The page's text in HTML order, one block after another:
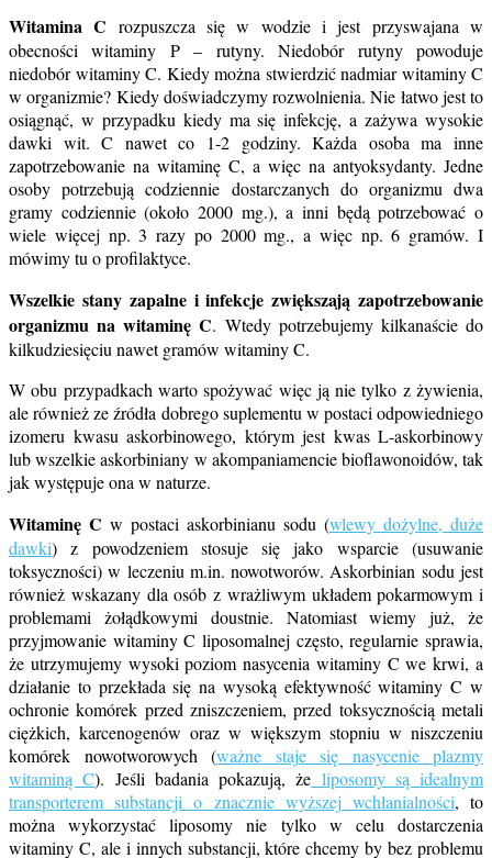
Witamina C rozpuszcza się w wodzie i jest przyswajana w
obecności witaminy P – rutyny. Niedobór rutyny powoduje
niedobór witaminy C. Kiedy można stwierdzić nadmiar witaminy C
w organizmie? Kiedy doświadczymy rozwolnienia. Nie łatwo jest to
osiągnąć, w przypadku kiedy ma się infekcję, a zażywa wysokie
dawki wit. C nawet co 1-2 godziny. Każda osoba ma inne
zapotrzebowanie na witaminę C, a więc na antyoksydanty. Jedne
osoby potrzebują codziennie dostarczanych do organizmu dwa
gramy codziennie (około 2000 mg.), a inni będą potrzebować o
wiele więcej np. 3 razy po 2000 mg., a więc np. 6 gramów. I
mówimy tu o profilaktyce.
Wszelkie stany zapalne i infekcje zwiększają zapotrzebowanie
organizmu na witaminę C. Wtedy potrzebujemy kilkanaście do
kilkudziesięciu nawet gramów witaminy C.
W obu przypadkach warto spożywać więc ją nie tylko z żywienia,
ale również ze źródła dobrego suplementu w postaci odpowiedniego
izomeru kwasu askorbinowego, którym jest kwas L-askorbinowy
lub wszelkie askorbiniany w akompaniamencie bioflawonoidów, tak
jak występuje ona w naturze.
Witaminę C w postaci askorbinianu sodu (wlewy dożylne, duże
dawki) z powodzeniem stosuje się jako wsparcie (usuwanie
toksyczności) w leczeniu m.in. nowotworów. Askorbinian sodu jest
również wskazany dla osób z wrażliwym układem pokarmowym i
problemami żołądkowymi doustnie. Natomiast wiemy już, że
przyjmowanie witaminy C liposomalnej często, regularnie sprawia,
że utrzymujemy wysoki poziom nasycenia witaminy C we krwi, a
działanie to przekłada się na wysoką efektywność witaminy C w
ochronie komórek przed zniszczeniem, przed toksycznością metali
ciężkich, karcenogenów oraz w większym stopniu w niszczeniu
komórek nowotworowych (ważne staje się nasycenie plazmy
witaminą C). Jeśli badania pokazują, że liposomy są idealnym
transporterem substancji o znacznie wyższej wchłanialności, to
można wykorzystać liposomy nie tylko w celu dostarczenia
witaminy C, ale i innych substancji, które chcemy by bez problemu